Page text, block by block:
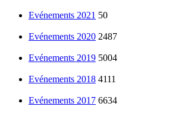
Evénements 2021 50
Evénements 2020 2487
Evénements 2019 5004
Evénements 2018 4111
Evénements 2017 6634